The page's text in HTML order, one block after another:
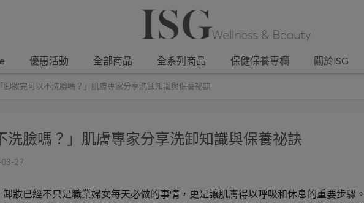
優惠活動 全部商品 全系列商品 保健保養專欄 關於ISG
「卸妝完可以不洗臉嗎？」肌膚專家分享洗卸知識與保養祕訣
洗臉嗎？」肌膚專家分享洗卸知識與保養祕訣
27
妝已經不只是職業婦女每天必做的事情，更是讓肌膚得以呼吸和休息的重要步驟